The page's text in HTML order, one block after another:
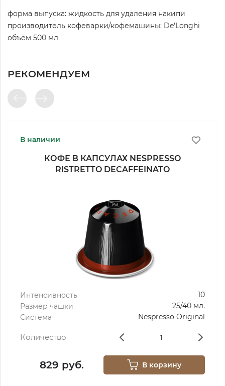
форма выпуска: жидкость для удаления накипи
производитель кофеварки/кофемашины: De'Longhi
объём 500 мл
РЕКОМЕНДУЕМ
В наличии
КОФЕ В КАПСУЛАХ NESPRESSO
RISTRETTO DECAFFEINATO
Интенсивность
10
Размер чашки
25/40 мл.
Система
Nespresso Original
Количество
829 руб. В корзину